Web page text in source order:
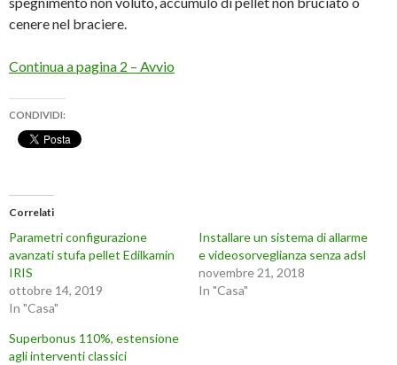
cenere nel braciere.
Continua a pagina 2 – Avvio
CONDIVIDI:
Correlati
Parametri configurazione
avanzati stufa pellet Edilkamin
IRIS
ottobre 14, 2019
In "Casa"
Installare un sistema di allarme
e videosorveglianza senza adsl
novembre 21, 2018
In "Casa"
Superbonus 110%, estensione
agli interventi classici